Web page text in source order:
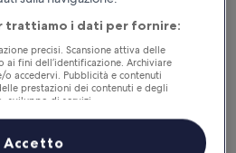
la nostra app
trattiamo i dati per fornire:
precisi. Scansione attiva delle
fini dell’identificazione. Archiviare
accedervi. Pubblicità e contenuti
prestazioni dei contenuti e degli
sviluppo di servizi.
Accetto